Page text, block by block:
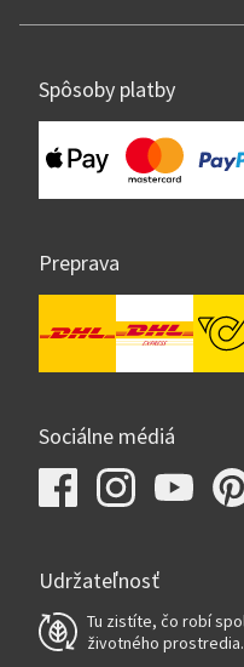
Spôsoby platby
Preprava
Sociálne médiá
Udržateľnosť
Tu zistíte, čo robí
životného prostredia.